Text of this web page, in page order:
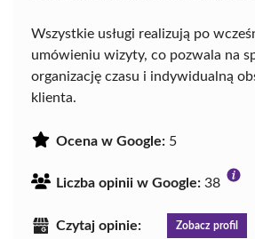
Wszystkie usługi realizują po
umówieniu wizyty, co pozwala na
organizację czasu i indywidualną
klienta.
Ocena w Google: 5
Liczba opinii w Google: 38
Czytaj opinie: Zobacz profil